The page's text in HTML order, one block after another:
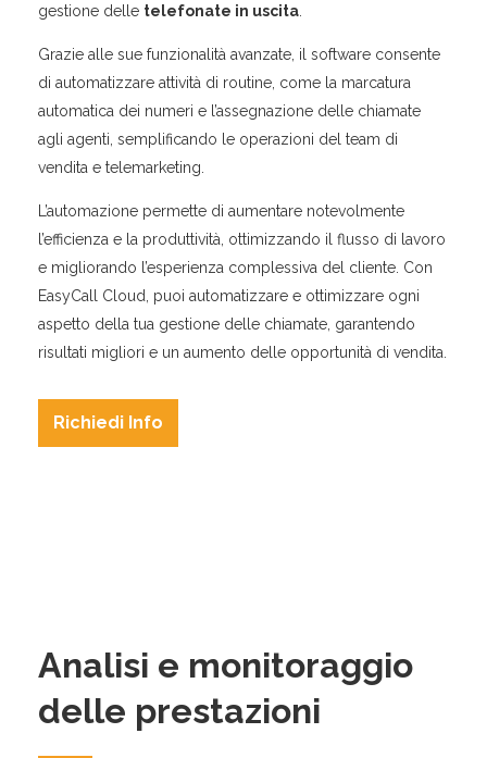
gestione delle telefonate in uscita
Grazie alle sue funzionalità avanzate, il software consente
di automatizzare attività di routine, come la marcatura
automatica dei numeri e l’assegnazione delle chiamate
agli agenti, semplificando le operazioni del team di
vendita e telemarketing.
L’automazione permette di aumentare notevolmente
l’efficienza e la produttività, ottimizzando il flusso di lavoro
e migliorando l’esperienza complessiva del cliente. Con
EasyCall Cloud, puoi automatizzare e ottimizzare ogni
aspetto della tua gestione delle chiamate, garantendo
risultati migliori e un aumento delle opportunità di vendita.
Richiedi Info
Analisi e monitoraggio
delle prestazioni